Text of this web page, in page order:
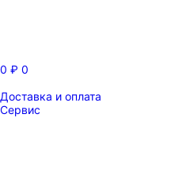
0 ₽ 0
Доставка и оплата
Сервис